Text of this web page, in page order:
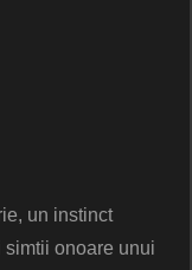
un instinct
onoare unui